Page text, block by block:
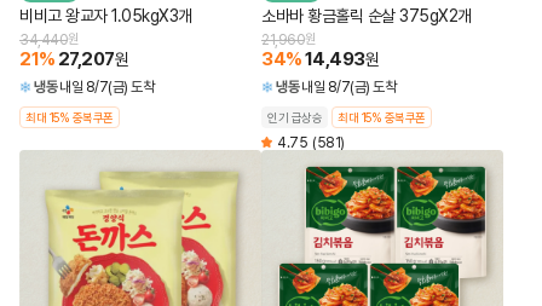
비비고 왕교자 1.05kgX3개
34,440원
21% 27,207원
냉동 내일 8/7(금) 도착
최대 15% 중복쿠폰
소바바 황금홀릭 순살 375gX2개
21,960원
34%14,493원
냉동 내일 8/7(금) 도착
인기 급상승 최대 15% 중복쿠폰
4.75 (581)